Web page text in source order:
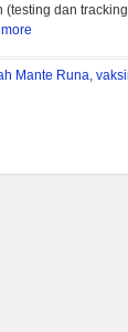
(testing dan
Mante Runa,